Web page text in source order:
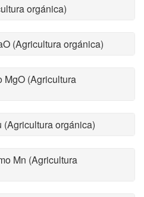
orgánica)
(Agricultura orgánica)
MgO (Agricultura
orgánica)
Mn (Agricultura